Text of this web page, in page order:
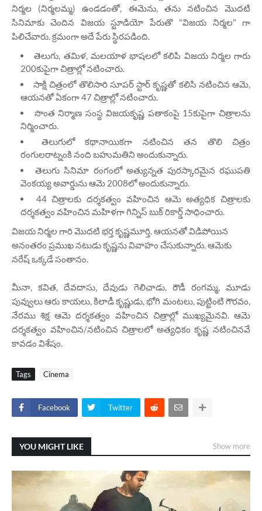
నిర్మల (నిర్మలమ్మ) ఉండడంతో, ఈమెను, తను నటించిన మొదటి
సినిమాకు చెందిన విజయ స్టూడియో పేరుతొ "విజయ నిర్మల" గా
పిలిచేవారు. క్రమంగా అదే పేరు స్థిరపడింది.
తెలుగు, తమిళ, మలయాళ భాషలలో కలిపి విజయ నిర్మల గారు
200కుపైగా చిత్రాల్లో నటించారు.
సాక్షి చిత్రంలో తొలిసారి సూపర్ స్టార్ కృష్ణతో కలిసి నటించిన ఆమె,
ఆయనతో ఏకంగా 47 చిత్రాల్లో నటించారు.
సొంత నిర్మాణ సంస్థ విజయకృష్ణ పతాకంపై 15కుపైగా చిత్రాలను
నిర్మించారు.
తెలుగులో కథానాయికగా నటించిన తన తొలి చిత్రం
రంగులరాట్నంకి నంది బహుమతిని అందుకున్నారు.
తెలుగు సినిమా రంగంలో అత్యున్నత పురస్కారమైన రఘుపతి
వెంకయ్య అవార్డును ఆమె 2008లో అందుకున్నారు.
44 చిత్రాలకు దర్శకత్వం వహించిన ఆమె అత్యధిక చిత్రాలకు
దర్శకత్వం వహించిన మహిళగా గిన్నిస్ బుక్ రికార్డ్ సాధించారు.
విజయ నిర్మల గారిమొదటి భర్త కృష్ణమూర్తి. ఆయనతో విడిపోయిన
అనంతరం ప్రముఖ నటుడు కృష్ణను వివాహం చేసుకున్నారు. ఆమెకు
నరేష్ ఒక్కడే సంతానం.
మీనా, కవిత, దేవదాసు, దేవుడు గెలిచాడు, రౌడీ రంగమ్మ, మూడు
పువ్వులు ఆరు కాయలు, కిలాడీ కృష్ణుడు, భోగి మంటలు, పుట్టింటి గౌరవం,
నేరము శిక్ష ఆమె దర్శకత్వం వహించిన చిత్రాల్లో ముఖ్యమైనవి. ఆమె
దర్శకత్వం వహించిన/నటించిన చిత్రాలలో అత్యధికం కృష్ణ నటించినవే
కావడం విశేషం.
Tags Cinema
Facebook Twitter
YOU MIGHT LIKE Show more